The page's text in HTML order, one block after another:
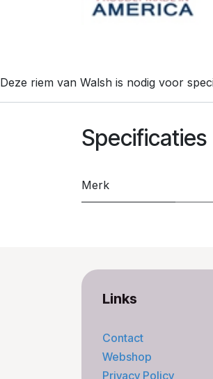
Deze riem van Walsh is nodig voor
Specificaties
Merk
Links
Contact
Webshop
Privacy Policy